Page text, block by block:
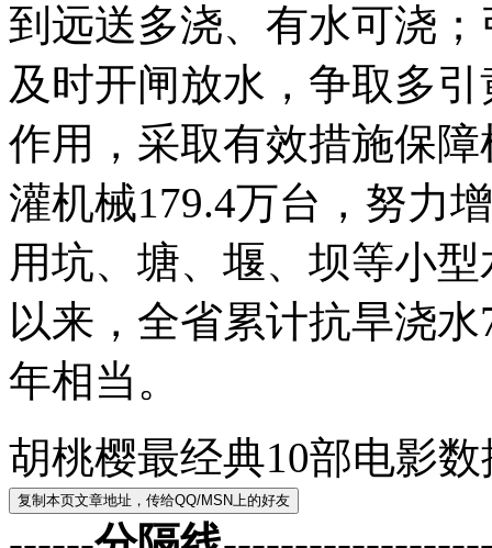
到远送多浇、有水可浇
及时开闸放水，争取多
作用，采取有效措施保
灌机械179.4万台，努力
用坑、塘、堰、坝等小
以来，全省累计抗旱浇
年相当。
胡桃樱最经典10部电影